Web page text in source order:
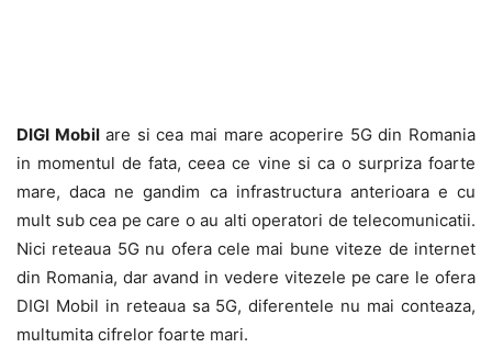
DIGI Mobilare si cea mai mare acoperire 5G din Romania
in momentul de fata, ceea ce vine si ca o surpriza foarte
mare, daca ne gandim ca infrastructura anterioara e cu
mult sub cea pe care o au alti operatori de telecomunicatii.
Nici reteaua 5G nu ofera cele mai bune viteze de internet
din Romania, dar avand in vedere vitezele pe care le ofera
DIGI Mobil in reteaua sa 5G, diferentele nu mai conteaza,
multumita cifrelor foarte mari.